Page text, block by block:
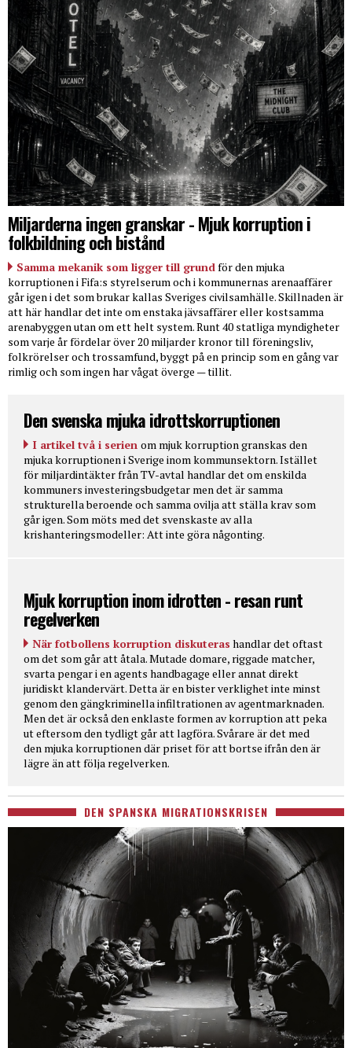
Miljarderna ingen granskar - Mjuk korruption i
folkbildning och bistånd
Samma mekanik som ligger till grundför den mjuka
korruptionen i Fifa:s styrelserum och i kommunernas arenaaffärer
går igen i det som brukar kallas Sveriges civilsamhälle. Skillnaden är
att här handlar det inte om enstaka jävsaffärer eller kostsamma
arenabyggen utan om ett helt system. Runt 40 statliga myndigheter
som varje år fördelar över 20 miljarder kronor till föreningsliv,
folkrörelser och trossamfund, byggt på en princip som en gång var
rimlig och som ingen har vågat överge — tillit.
Den svenska mjuka idrottskorruptionen
I artikel två i serien om mjuk korruption granskas den
mjuka korruptionen i Sverige inom kommunsektorn. Istället
för miljardintäkter från TV-avtal handlar det om enskilda
kommuners investeringsbudgetar men det är samma
strukturella beroende och samma ovilja att ställa krav som
går igen. Som möts med det svenskaste av alla
krishanteringsmodeller: Att inte göra någonting.
Mjuk korruption inom idrotten - resan runt
regelverken
När fotbollens korruption diskuteras handlar det oftast
om det som går att åtala. Mutade domare, riggade matcher,
svarta pengar i en agents handbagage eller annat direkt
juridiskt klandervärt. Detta är en bister verklighet inte minst
genom den gängkriminella infiltrationen av agentmarknaden.
Men det är också den enklaste formen av korruption att peka
ut eftersom den tydligt går att lagföra. Svårare är det med
den mjuka korruptionen där priset för att bortse ifrån den är
lägre än att följa regelverken.
DEN SPANSKA MIGRATIONSKRISEN